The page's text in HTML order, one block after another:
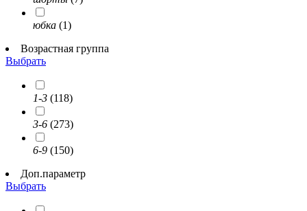
юбка (1)
Возрастная группа
Выбрать
1-3 (118)
3-6 (273)
6-9 (150)
Доп.параметр
Выбрать